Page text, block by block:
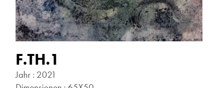
F.TH.1
Jahr : 2021